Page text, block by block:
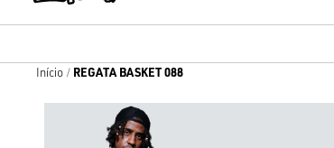
Início REGATA BASKET 088